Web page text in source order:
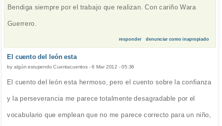
Bendiga siempre por el trabajo que realizan. Con cariño Wara
Guerrero.
responder denunciar como inapropiado
El cuento del león esta
by algún estupendo Cuentacuentos-6 Mar 2012 - 05:36
El cuento del león esta hermoso, pero el cuento sobre la confianza
y la perseverancia me parece totalmente desagradable por el
vocabulario que emplean que no me parece correcto para un niño,